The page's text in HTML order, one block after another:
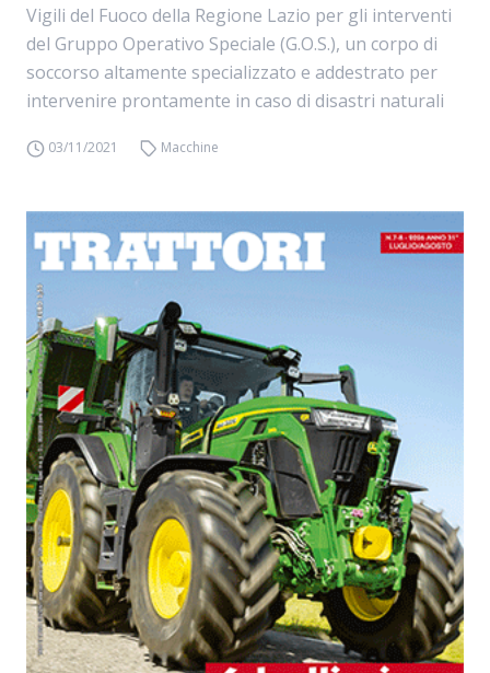
Vigili del Fuoco della Regione Lazio per gli interventi
del Gruppo Operativo Speciale (G.O.S.), un corpo di
soccorso altamente specializzato e addestrato per
intervenire prontamente in caso di disastri naturali
03/11/2021 Macchine